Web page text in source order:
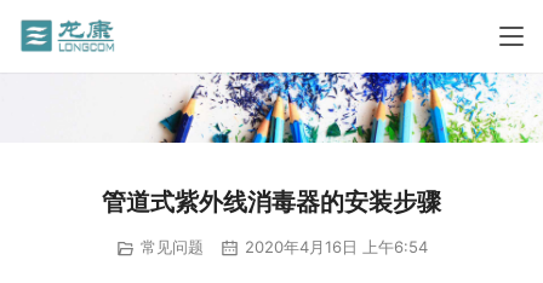
管道式紫外线消毒器的安装步骤
常见问题 2020年4月16日 上午6:54